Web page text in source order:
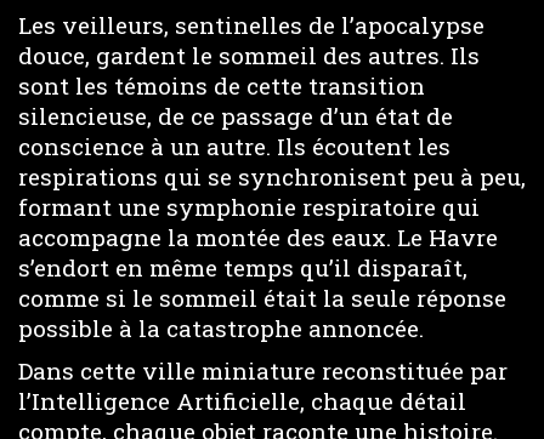
Les veilleurs, sentinelles de l’apocalypse
douce, gardent le sommeil des autres. Ils
sont les témoins de cette transition
silencieuse, de ce passage d’un état de
conscience à un autre. Ils écoutent les
respirations qui se synchronisent peu à peu,
formant une symphonie respiratoire qui
accompagne la montée des eaux. Le Havre
s’endort en même temps qu’il disparaît,
comme si le sommeil était la seule réponse
possible à la catastrophe annoncée.
Dans cette ville miniature reconstituée par
l’Intelligence Artificielle, chaque détail
compte, chaque objet raconte une histoire.